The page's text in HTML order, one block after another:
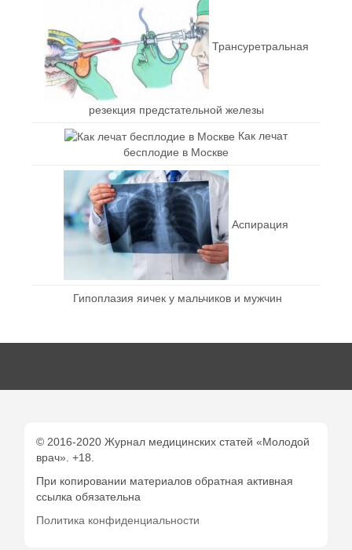
Трансуретральная
резекция предстательной железы
Как лечат
бесплодие в Москве
Аспирация
Гипоплазия яичек у мальчиков и мужчин
© 2016-2020 Журнал медицинских статей «Молодой
врач». +18.
При копировании материалов обратная активная
ссылка обязательна
Политика конфиденциальности